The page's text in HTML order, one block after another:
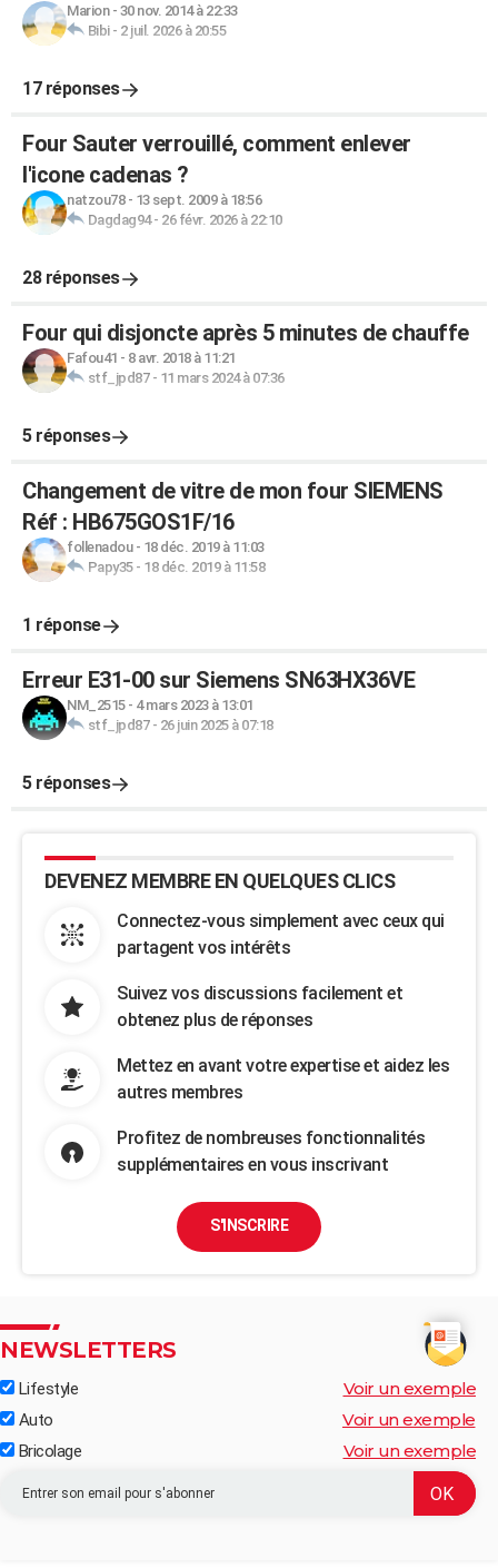
Marion- 30 nov. 2014 à 22:33
Bibi- 2 juil. 2026 à 20:55
17 réponses
Four Sauter verrouillé, comment enlever
l'icone cadenas ?
natzou78- 13 sept. 2009 à 18:56
Dagdag94- 26 févr. 2026 à 22:10
28 réponses
Four qui disjoncte après 5 minutes de chauffe
Fafou41 - 8 avr. 2018 à 11:21
stf_jpd87- 11 mars 2024 à 07:36
5 réponses
Changement de vitre de mon four SIEMENS
Réf : HB675GOS1F/16
follenadou- 18 déc. 2019 à 11:03
Papy35- 18 déc. 2019 à 11:58
1 réponse
Erreur E31-00 sur Siemens SN63HX36VE
NM_2515- 4 mars 2023 à 13:01
stf_jpd87- 26 juin 2025 à 07:18
5 réponses
DEVENEZ MEMBRE EN QUELQUES CLICS
Connectez-vous simplement avec ceux qui
partagent vos intérêts
Suivez vos discussions facilement et
obtenez plus de réponses
Mettez en avant votre expertise et aidez les
autres membres
Profitez de nombreuses fonctionnalités
supplémentaires en vous inscrivant
S'INSCRIRE
NEWSLETTERS
Lifestyle Voir un exemple
Auto Voir un exemple
Bricolage Voir un exemple